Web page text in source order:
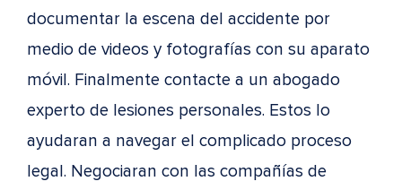
documentar la escena del accidente por
medio de videos y fotografías con su aparato
móvil. Finalmente contacte a un abogado
experto de lesiones personales. Estos lo
ayudaran a navegar el complicado proceso
legal. Negociaran con las compañías de